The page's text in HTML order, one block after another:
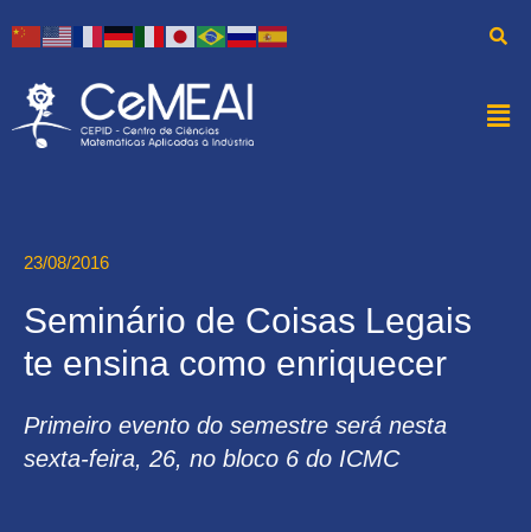
23/08/2016
Seminário de Coisas Legais
te ensina como enriquecer
Primeiro evento do semestre será nesta
sexta-feira, 26, no bloco 6 do ICMC